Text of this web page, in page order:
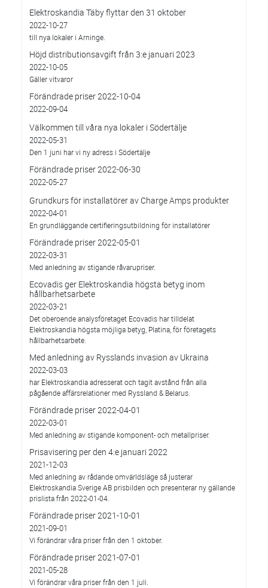
Elektroskandia Täby flyttar den 31 oktober
2022-10-27
till nya lokaler i Arninge.
Höjd distributionsavgift från 3:e januari 2023
2022-10-05
Gäller vitvaror
Förändrade priser 2022-10-04
2022-09-04
Välkommen till våra nya lokaler i Södertälje
2022-05-31
Den 1 juni har vi ny adress i Södertälje
Förändrade priser 2022-06-30
2022-05-27
Grundkurs för installatörer av Charge Amps produkter
2022-04-01
En grundläggande certifieringsutbildning för installatörer
Förändrade priser 2022-05-01
2022-03-31
Med anledning av stigande råvarupriser.
Ecovadis ger Elektroskandia högsta betyg inom
hållbarhetsarbete
2022-03-21
Det oberoende analysföretaget Ecovadis har tilldelat
Elektroskandia högsta möjliga betyg, Platina, för företagets
hållbarhetsarbete.
Med anledning av Rysslands invasion av Ukraina
2022-03-03
har Elektroskandia adresserat och tagit avstånd från alla
pågående affärsrelationer med Ryssland & Belarus.
Förändrade priser 2022-04-01
2022-03-01
Med anledning av stigande komponent- och metallpriser.
Prisavisering per den 4:e januari 2022
2021-12-03
Med anledning av rådande omvärldsläge så justerar
Elektroskandia Sverige AB prisbilden och presenterar ny gällande
prislista från 2022-01-04.
Förändrade priser 2021-10-01
2021-09-01
Vi förändrar våra priser från den 1 oktober.
Förändrade priser 2021-07-01
2021-05-28
Vi förändrar våra priser från den 1 juli.